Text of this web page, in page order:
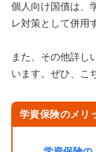
個人向け国債は、
レ対策として併用
また、その他詳し
います。ぜひ、こ
学資保険のメリ